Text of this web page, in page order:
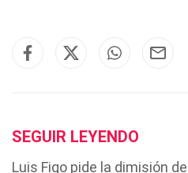
SEGUIR LEYENDO
Luis Figo pide la dimisión